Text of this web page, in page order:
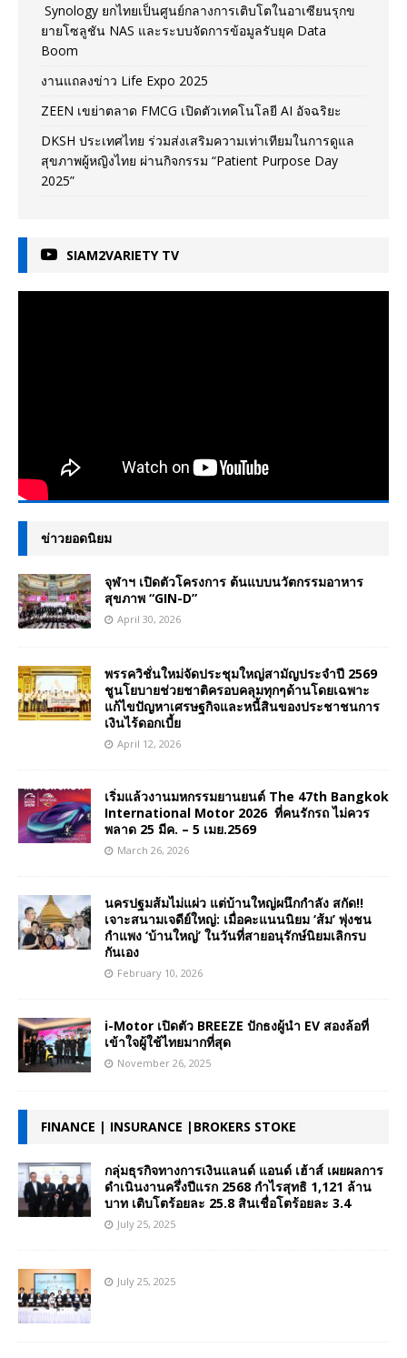
Synology ยกไทยเป็นศูนย์กลางการเติบโตในอาเซียนรุกข
ยายโซลูชัน NAS และระบบจัดการข้อมูลรับยุค Data
Boom
งานแถลงข่าว Life Expo 2025
ZEEN เขย่าตลาด FMCG เปิดตัวเทคโนโลยี AI อัจฉริยะ
DKSH ประเทศไทย ร่วมส่งเสริมความเท่าเทียมในการดูแล
สุขภาพผู้หญิงไทย ผ่านกิจกรรม “Patient Purpose Day
2025”
SIAM2VARIETY TV
ข่าวยอดนิยม
จุฬาฯ เปิดตัวโครงการ ต้นแบบนวัตกรรมอาหาร
สุขภาพ “GIN-D”
April 30, 2026
พรรควิชั่นใหม่จัดประชุมใหญ่สามัญประจำปี 2569
ชูนโยบายช่วยชาติครอบคลุมทุกๆด้านโดยเฉพาะ
แก้ไขปัญหาเศรษฐกิจและหนี้สินของประชาชนการ
เงินไร้ดอกเบี้ย
April 12, 2026
เริ่มแล้วงานมหกรรมยานยนต์ The 47th Bangkok
International Motor 2026 ที่คนรักรถ ไม่ควร
พลาด 25 มีค. – 5 เมย.2569
March 26, 2026
นครปฐมส้มไม่แผ่ว แต่บ้านใหญ่ผนึกกำลัง สกัด!!
เจาะสนามเจดีย์ใหญ่: เมื่อคะแนนนิยม ‘ส้ม’ พุ่งชน
กำแพง ‘บ้านใหญ่’ ในวันที่สายอนุรักษ์นิยมเลิกรบ
กันเอง
February 10, 2026
i-Motor เปิดตัว BREEZE ปักธงผู้นำ EV สองล้อที่
เข้าใจผู้ใช้ไทยมากที่สุด
November 26, 2025
FINANCE | INSURANCE |BROKERS STOKE
กลุ่มธุรกิจทางการเงินแลนด์ แอนด์ เฮ้าส์ เผยผลการ
ดำเนินงานครึ่งปีแรก 2568 กำไรสุทธิ 1,121 ล้าน
บาท เติบโตร้อยละ 25.8 สินเชื่อโตร้อยละ 3.4
July 25, 2025
July 25, 2025